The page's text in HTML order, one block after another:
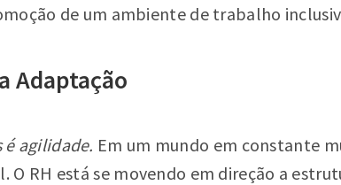
de um ambiente de trabalho
Adaptação
é agilidade. Em um mundo em constante
O RH está se movendo em direção a